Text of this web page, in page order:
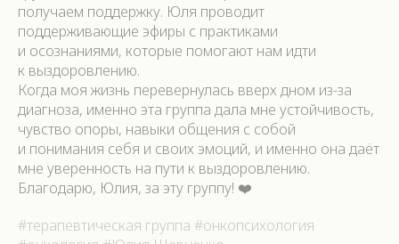
получаем поддержку. Юля проводит
поддерживающие эфиры с практиками
и осознаниями, которые помогают нам идти
к выздоровлению.
Когда моя жизнь перевернулась вверх дном из-за
диагноза, именно эта группа дала мне устойчивость,
чувство опоры, навыки общения с собой
и понимания себя и своих эмоций, и именно она даёт
мне уверенность на пути к выздоровлению.
Благодарю, Юлия, за эту группу! ❤️
#терапевтическая группа #онкопсихология